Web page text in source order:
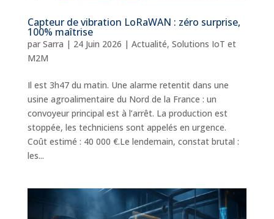
Capteur de vibration LoRaWAN : zéro surprise,
100% maîtrise
par Sarra | 24 Juin 2026 | Actualité, Solutions IoT et
M2M
Il est 3h47 du matin. Une alarme retentit dans une
usine agroalimentaire du Nord de la France : un
convoyeur principal est à l’arrêt. La production est
stoppée, les techniciens sont appelés en urgence.
Coût estimé : 40 000 €.Le lendemain, constat brutal :
les...